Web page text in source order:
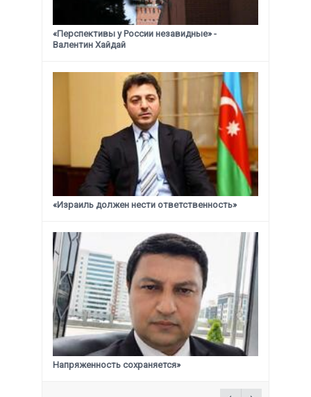
«Перспективы у России незавидные» -
Валентин Хайдай
«Израиль должен нести ответственность»
Напряженность сохраняется»